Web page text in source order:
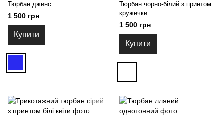
Тюрбан джинс
1 500 грн
Купити
Тюрбан чорно-білий з принтом
кружечки
1 500 грн
Купити